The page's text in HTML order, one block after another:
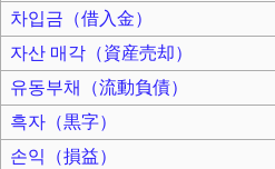
차입금（借入金）
자산 매각（資産売却）
유동부채（流動負債）
흑자（黒字）
손익（損益）